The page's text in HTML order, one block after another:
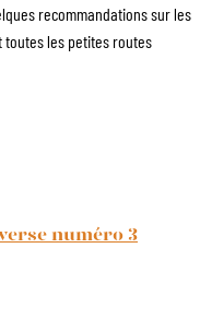
recommandations sur les
toutes les petites routes
numéro 3